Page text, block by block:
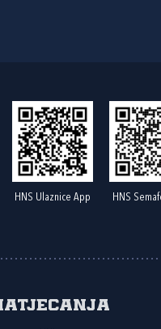
HNS Ulaznice App HNS